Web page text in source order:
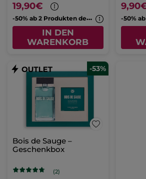
19,90€
-
50% ab 2 Produkten deiner Wahl
IN DEN
WARENKORB
-53%
Bois de Sauge –
Geschenkbox
(2)